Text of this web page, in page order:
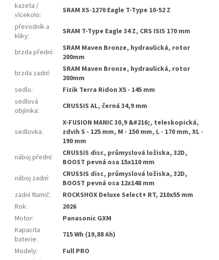
kazeta /
vícekolo:
SRAM XS-1270 Eagle T-Type 10-52 Z
převodník a
kliky: SRAM T-Type Eagle 34 Z, CRS ISIS 170 mm
brzda přední:
SRAM Maven Bronze, hydraulická, rotor
200mm
brzda zadní:
SRAM Maven Bronze, hydraulická, rotor
200mm
sedlo:
Fizik Terra Ridon X5 - 145 mm
sedlová
objímka: CRUSSIS AL, černá 34,9 mm
sedlovka:
X-FUSION MANIC 30,9 &#216;, teleskopická,
zdvih S - 125 mm, M - 150 mm, L - 170 mm, XL -
190 mm
náboj přední:
CRUSSIS disc, průmyslová ložiska, 32D,
BOOST pevná osa 15x110 mm
náboj zadní:
CRUSSIS disc, průmyslová ložiska, 32D,
BOOST pevná osa 12x148 mm
zadní tlumič:
ROCKSHOX Deluxe Select+ RT, 210x55 mm
Rok:
2026
Motor:
Panasonic GXM
Kapacita
baterie:
715 Wh (19,88 Ah)
Modely:
Full PRO